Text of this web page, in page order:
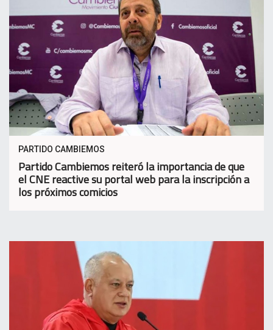
PARTIDO CAMBIEMOS
Partido Cambiemos reiteró la importancia de que
el CNE reactive su portal web para la inscripción a
los próximos comicios